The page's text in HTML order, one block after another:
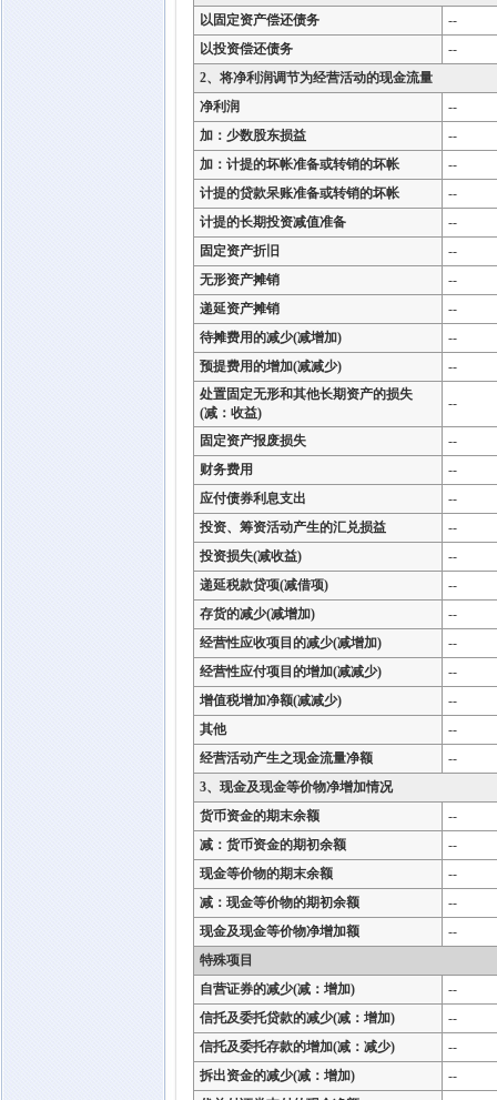
以固定资产偿还债务
--
以投资偿还债务
--
2、将净利润调节为经营活动的现金流量
净利润
--
加：少数股东损益
--
加：计提的坏帐准备或转销的坏帐
--
计提的贷款呆账准备或转销的坏帐
--
计提的长期投资减值准备
--
固定资产折旧
--
无形资产摊销
--
递延资产摊销
--
待摊费用的减少(减增加)
--
预提费用的增加(减减少)
--
处置固定无形和其他长期资产的损失
(减：收益)
--
固定资产报废损失
--
财务费用
--
应付债券利息支出
--
投资、筹资活动产生的汇兑损益
--
投资损失(减收益)
--
递延税款贷项(减借项)
--
存货的减少(减增加)
--
经营性应收项目的减少(减增加)
--
经营性应付项目的增加(减减少)
--
增值税增加净额(减减少)
--
其他
--
经营活动产生之现金流量净额
--
3、现金及现金等价物净增加情况
货币资金的期末余额
--
减：货币资金的期初余额
--
现金等价物的期末余额
--
减：现金等价物的期初余额
--
现金及现金等价物净增加额
--
特殊项目
自营证券的减少(减：增加)
--
信托及委托贷款的减少(减：增加)
--
信托及委托存款的增加(减：减少)
--
拆出资金的减少(减：增加)
--